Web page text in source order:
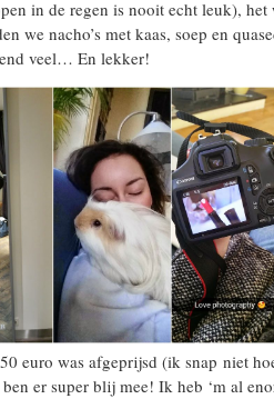
in de regen is nooit echt leuk),
we nacho’s met kaas, soep en
veel… En lekker!
euro was afgeprijsd (ik snap niet
er super blij mee! Ik heb ‘m al